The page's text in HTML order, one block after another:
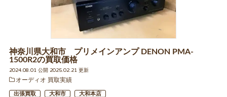
神奈川県大和市 プリメインアンプ DENON PMA-
1500R2の買取価格
2024.08.01 公開 2025.02.21 更新
オーディオ 買取実績
出張買取 大和市 大和本店